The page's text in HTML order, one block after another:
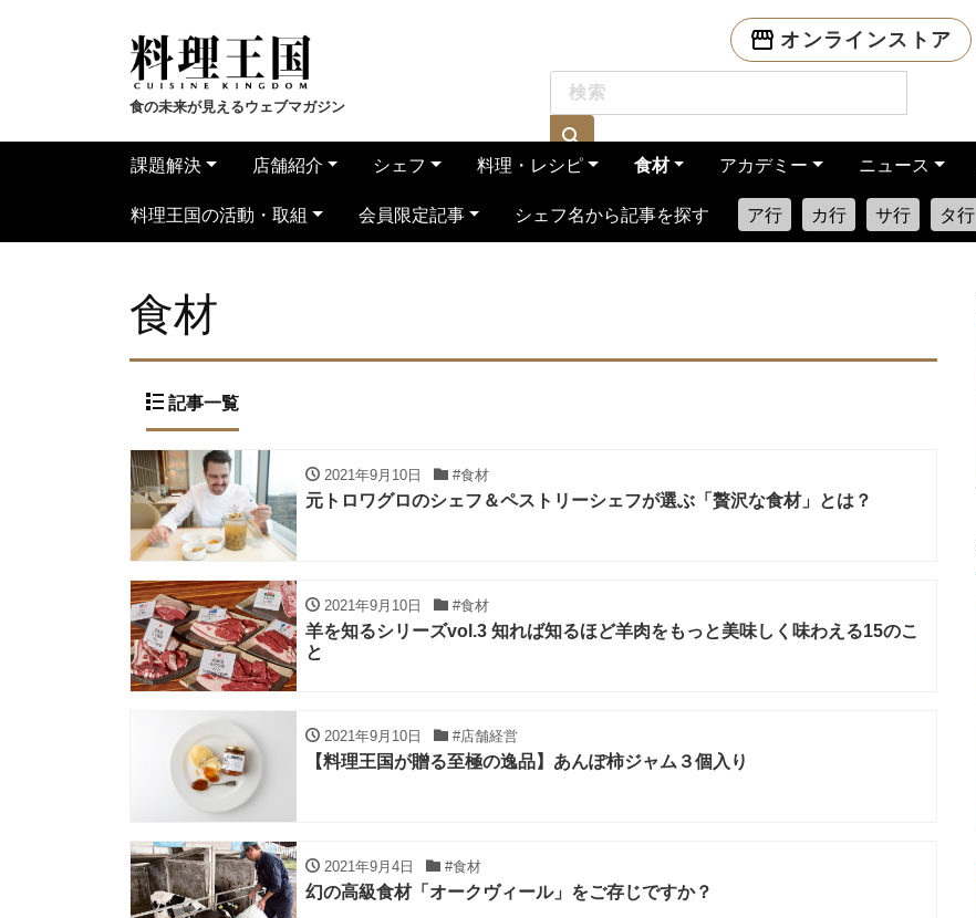
食の未来が見えるウェブマガジン
オンラインストア
課題解決 店舗紹介 シェフ 料理・レシピ 食材 アカデミー ニュース
料理王国の活動・取組 会員限定記事 シェフ名から記事を探す ア行 カ行 サ行 タ行
食材
記事一覧
2021年9月10日 #食材
元トロワグロのシェフ＆ペストリーシェフが選ぶ「贅沢な食材」とは？
2021年9月10日 #食材
羊を知るシリーズvol.3 知れば知るほど羊肉をもっと美味しく味わえる15のこ
と
2021年9月10日 #店舗経営
【料理王国が贈る至極の逸品】あんぽ柿ジャム３個入り
2021年9月4日 #食材
幻の高級食材「オークヴィール」をご存じですか？